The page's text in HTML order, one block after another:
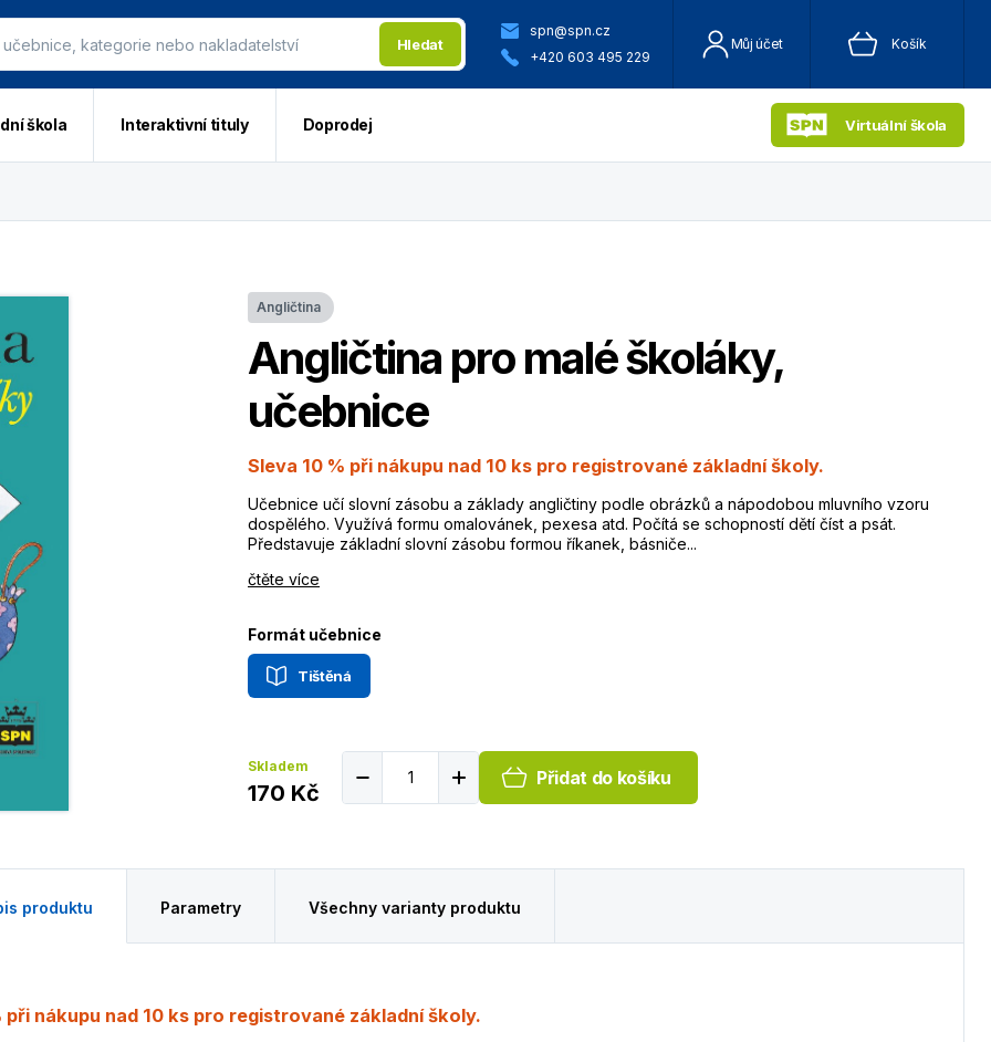
Hledat
spn@spn.cz
+420 603 495 229
Můj účet Košík
škola Interaktivní tituly Doprodej Virtuální škola
Angličtina
Angličtina pro malé školáky,
učebnice
Sleva 10 % při nákupu nad 10 ks pro registrované základní školy.
Učebnice učí slovní zásobu a základy angličtiny podle obrázků a nápodobou mluvního vzoru
dospělého. Využívá formu omalovánek, pexesa atd. Počítá se schopností dětí číst a psát.
Představuje základní slovní zásobu formou říkanek, básniče...
čtěte více
Formát učebnice
Tištěná
Skladem
170 Kč
Přidat do košíku
produktu Parametry Všechny varianty produktu
při nákupu nad 10 ks pro registrované základní školy.